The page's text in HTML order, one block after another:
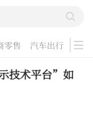
零售 汽车出行
游戏
技术平台”如